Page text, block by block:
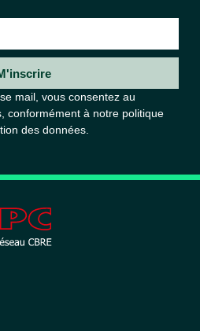
mail, vous consentez au
conformément à notre politique
des données.